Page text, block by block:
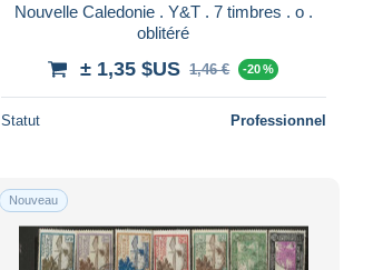
Nouvelle Caledonie . Y&T . 7 timbres . o .
oblitéré
± 1,35 $US 1,46 € -20 %
Statut Professionnel
Nouveau